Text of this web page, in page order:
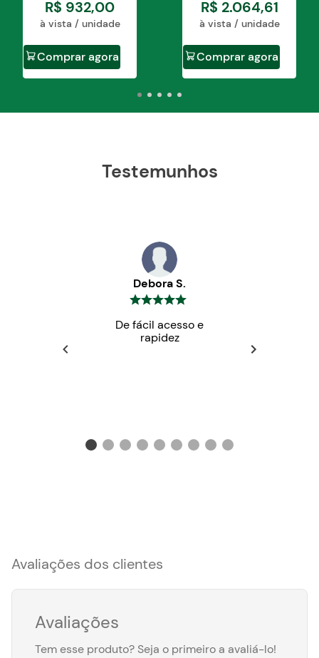
R$ 932,00
à vista / unidade
Comprar agora
R$ 2.064,61
à vista / unidade
Comprar agora
Testemunhos
Debora S.
De fácil acesso e
rapidez
Avaliações dos clientes
Avaliações
Tem esse produto? Seja o primeiro a avaliá-lo!